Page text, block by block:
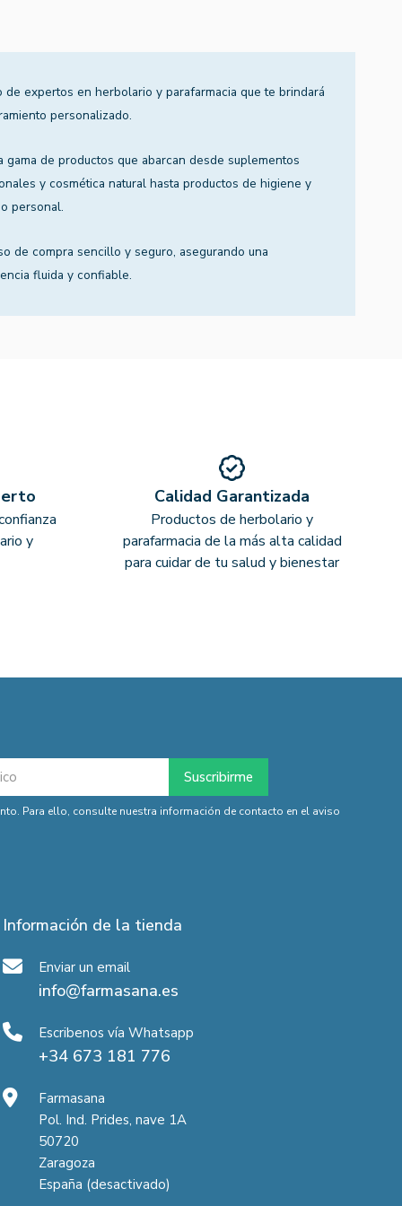
de expertos en herbolario y parafarmacia que te brindará
personalizado.
gama de productos que abarcan desde suplementos
y cosmética natural hasta productos de higiene y
personal.
de compra sencillo y seguro, asegurando una
fluida y confiable.
y
Calidad Garantizada
Productos de herbolario y
parafarmacia de la más alta calidad
para cuidar de tu salud y bienestar
Para ello, consulte nuestra información de contacto en el aviso
Información de la tienda
Enviar un email
info@farmasana.es
Escribenos vía Whatsapp
+34 673 181 776
Farmasana
Pol. Ind. Prides, nave 1A
50720
Zaragoza
España (desactivado)